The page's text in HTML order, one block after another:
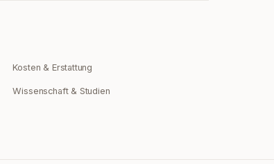
Kosten & Erstattung
Wissenschaft & Studien